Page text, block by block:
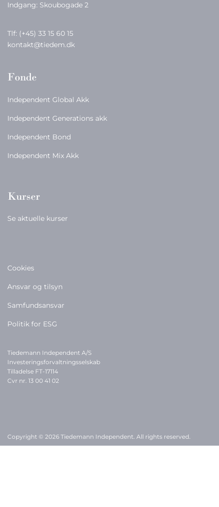
Indgang: Skoubogade 2
Tlf: (+45) 33 15 60 15
kontakt@tiedem.dk
Fonde
Independent Global Akk
Independent Generations akk
Independent Bond
Independent Mix Akk
Kurser
Se aktuelle kurser
Cookies
Ansvar og tilsyn
Samfundsansvar
Politik for ESG
Tiedemann Independent A/S
Investeringsforvaltningsselskab
Tilladelse FT-17114
Cvr nr. 13 00 41 02
Copyright © 2026 Tiedemann Independent. All rights reserved.